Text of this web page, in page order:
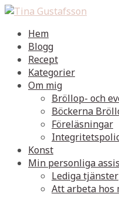
Hem
Blogg
Recept
Kategorier
Om mig
Bröllop- och
Böckerna
Föreläsningar
Konst
Min personliga
Lediga tjänster
Att arbeta hos